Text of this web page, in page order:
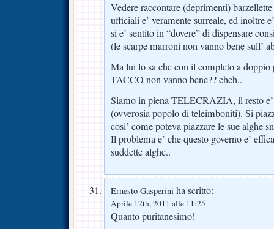
Vedere raccontare (deprimenti)
ufficiali e’ veramente surreale, ed inoltre
si e’ sentito in “dovere” di dispensare
(le scarpe marroni non vanno bene sull’
Ma lui lo sa che con il completo a
TACCO non vanno bene?? eheh..
Siamo in piena TELECRAZIA, il resto e’
(ovverosia popolo di teleimboniti). Si
cosi’ come poteva piazzare le sue alghe
Il problema e’ che questo governo e’
suddette alghe..
Ernesto Gasperini ha scritto:
Aprile 12th, 2011 alle 11:25
Quanto puritanesimo!